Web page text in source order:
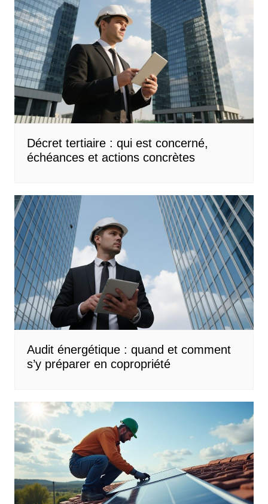
Décret tertiaire : qui est concerné,
échéances et actions concrètes
Audit énergétique : quand et comment
s’y préparer en copropriété